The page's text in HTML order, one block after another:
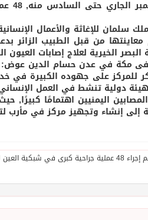
69 حالة تم معاينتها من قبل الطبيب
الخيرية لعلاج إصابات
مكة في عدن حسام الدين عوض:
للمركز على جهوده الكبيرة في
دولية تنشط في العمل الإنساني
اليمنيين اهتمامًا